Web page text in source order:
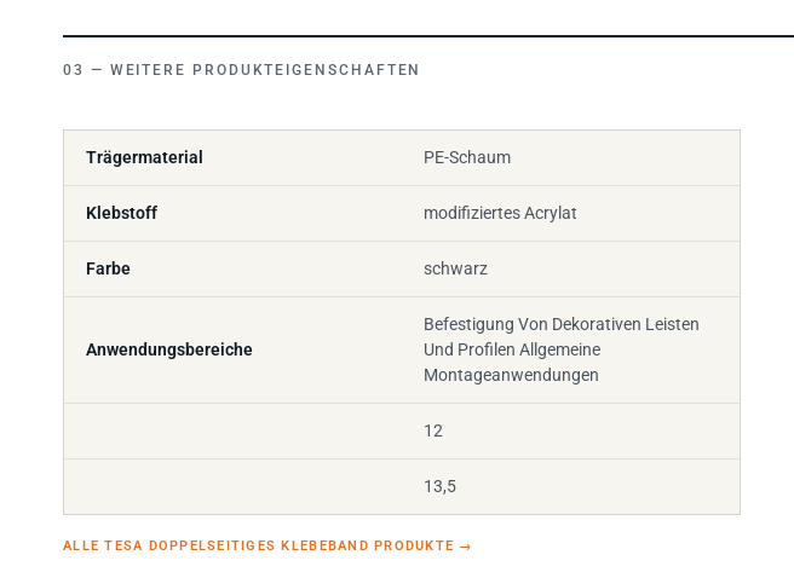
WEITERE PRODUKTEIGENSCHAFTEN
Trägermaterial PE-Schaum
Klebstoff modifiziertes Acrylat
Farbe schwarz
Anwendungsbereiche
Befestigung Von Dekorativen Leisten
Und Profilen Allgemeine
Montageanwendungen
12
13,5